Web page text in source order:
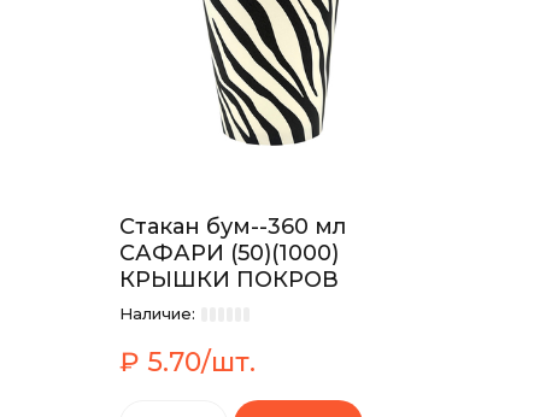
Стакан бум--360 мл
САФАРИ (50)(1000)
КРЫШКИ ПОКРОВ
Наличие:
₽ 5.70/шт.